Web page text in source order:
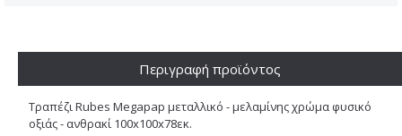
Περιγραφή προϊόντος
Τραπέζι Rubes Megapap μεταλλικό - μελαμίνης χρώμα φυσικό
οξιάς - ανθρακί 100x100x78εκ.